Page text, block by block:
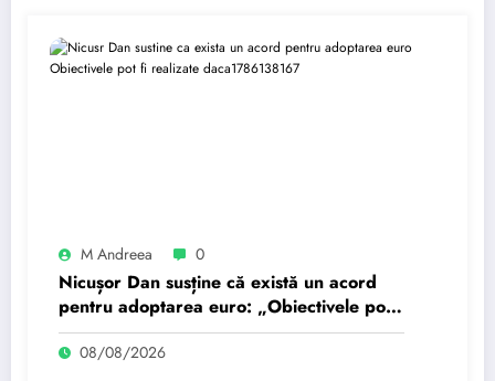
M Andreea 0
Nicușor Dan susține că există un acord
pentru adoptarea euro: „Obiectivele pot
fi realizate dacă…
08/08/2026